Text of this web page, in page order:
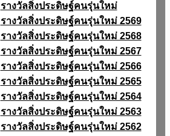
รางวัลสิ่งประดิษฐ์คนรุ่นใหม่
รางวัลสิ่งประดิษฐ์คนรุ่นใหม่ 2569
รางวัลสิ่งประดิษฐ์คนรุ่นใหม่ 2568
รางวัลสิ่งประดิษฐ์คนรุ่นใหม่ 2567
รางวัลสิ่งประดิษฐ์คนรุ่นใหม่ 2566
รางวัลสิ่งประดิษฐ์คนรุ่นใหม่ 2565
รางวัลสิ่งประดิษฐ์คนรุ่นใหม่ 2564
รางวัลสิ่งประดิษฐ์คนรุ่นใหม่ 2563
รางวัลสิ่งประดิษฐ์คนรุ่นใหม่ 2562